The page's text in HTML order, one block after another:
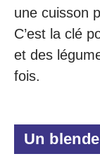
une cuisson
C’est la clé
et des
fois.
Un